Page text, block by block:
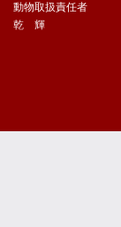
動物取扱責任者
乾 輝